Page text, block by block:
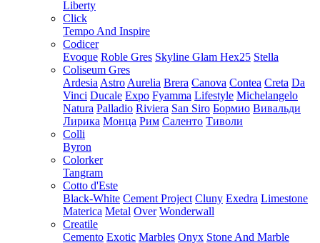
Liberty
Click
Tempo And Inspire
Codicer
Evoque Roble Gres Skyline Glam Hex25 Stella
Coliseum Gres
Ardesia Astro Aurelia Brera Canova Contea Creta Da
Vinci Ducale Expo Fyamma Lifestyle Michelangelo
Natura Palladio Riviera San Siro Бормио Вивальди
Лирика Монца Рим Саленто Тиволи
Colli
Byron
Colorker
Tangram
Cotto d'Este
Black-White Cement Project Cluny Exedra Limestone
Materica Metal Over Wonderwall
Creatile
Cemento Exotic Marbles Onyx Stone And Marble